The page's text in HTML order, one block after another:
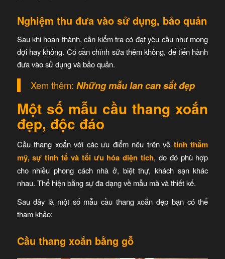
Nghiệm thu đưa vào sử dụng, bảo quản
Sau khi hoàn thành, cần kiểm tra có đạt yêu cầu như mong
đợi hay không. Có cần chỉnh sửa thêm không, để tiến hành
đưa vào sử dụng và bảo quản.
Xem thêm: Những mẫu lan can sắt đẹp
Một số mẫu cầu thang xoắn
đẹp, độc đáo
Cầu thang xoắn với các ưu điểm nêu trên về tính thẩm
mỹ, sự tinh tế và tối ưu hóa diện tích, do đó phù hợp
cho nhiều phong cách nhà ở, biệt thự, khách sạn khác
nhau. Thể hiện bằng sự đa dạng về mẫu mã và thiết kế.
Sau đây là một số mẫu cầu thang xoắn đẹp bạn có thể
tham khảo:
Cầu thang xoắn bằng gỗ